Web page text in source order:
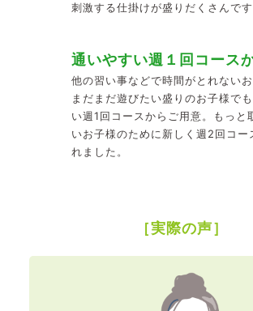
刺激する仕掛けが盛りだくさんです
通いやすい週１回コース
他の習い事などで時間がとれないお
まだまだ遊びたい盛りのお子様で
い週1回コースからご用意。もっと
いお子様のために新しく週2回コー
れました。
［実際の声］